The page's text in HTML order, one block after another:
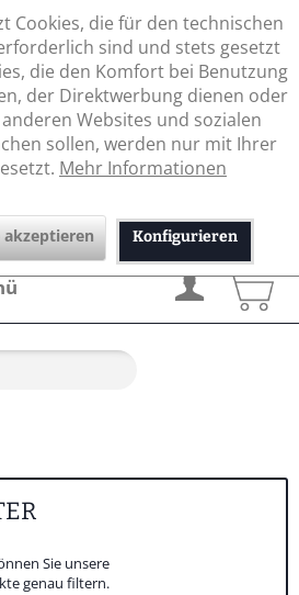
Sie unsere
genau filtern.
Cookies, die für den technischen
sind und stets gesetzt
die den Komfort bei Benutzung
der Direktwerbung dienen oder
Websites und sozialen
sollen, werden nur mit Ihrer
Mehr Informationen
akzeptieren Konfigurieren